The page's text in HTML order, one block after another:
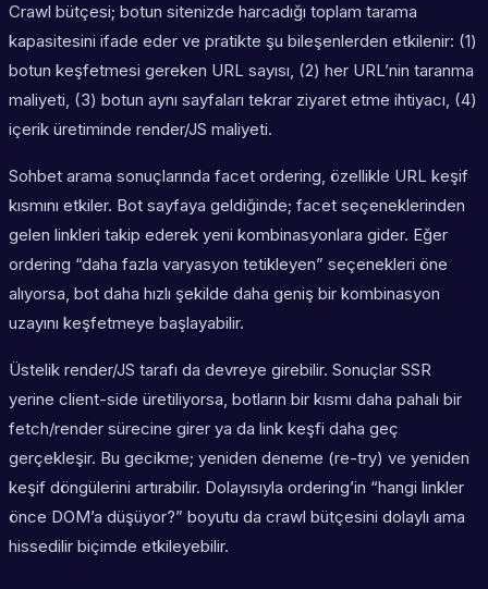
Crawl bütçesi; botun sitenizde harcadığı toplam tarama
kapasitesini ifade eder ve pratikte şu bileşenlerden etkilenir: (1)
botun keşfetmesi gereken URL sayısı, (2) her URL’nin taranma
maliyeti, (3) botun aynı sayfaları tekrar ziyaret etme ihtiyacı, (4)
içerik üretiminde render/JS maliyeti.
Sohbet arama sonuçlarında facet ordering, özellikle URL keşif
kısmını etkiler. Bot sayfaya geldiğinde; facet seçeneklerinden
gelen linkleri takip ederek yeni kombinasyonlara gider. Eğer
ordering “daha fazla varyasyon tetikleyen” seçenekleri öne
alıyorsa, bot daha hızlı şekilde daha geniş bir kombinasyon
uzayını keşfetmeye başlayabilir.
Üstelik render/JS tarafı da devreye girebilir. Sonuçlar SSR
yerine client-side üretiliyorsa, botların bir kısmı daha pahalı bir
fetch/render sürecine girer ya da link keşfi daha geç
gerçekleşir. Bu gecikme; yeniden deneme (re-try) ve yeniden
keşif döngülerini artırabilir. Dolayısıyla ordering’in “hangi linkler
önce DOM’a düşüyor?” boyutu da crawl bütçesini dolaylı ama
hissedilir biçimde etkileyebilir.